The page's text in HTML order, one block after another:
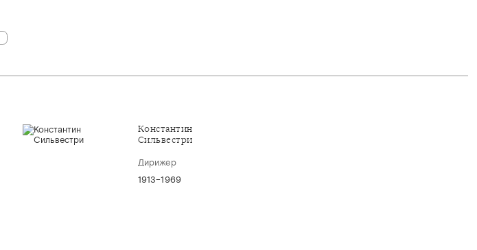
Константин
Сильвестри
Дирижер
1913–1969